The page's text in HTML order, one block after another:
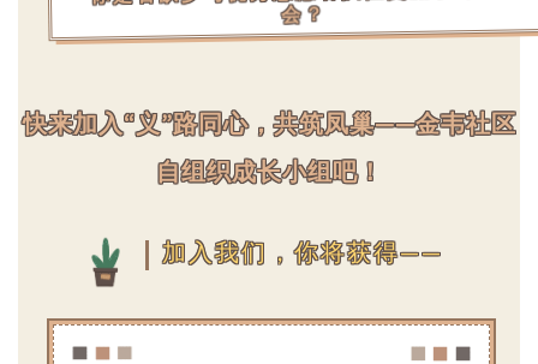
会？
快来加入“义”路同心，共筑凤巢——金韦社区
自组织成长小组吧！
加入我们，你将获得——